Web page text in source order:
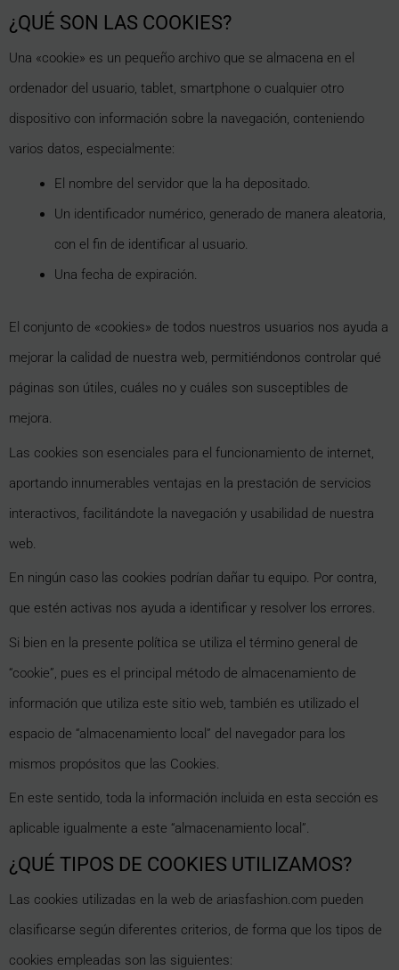
¿QUÉ SON LAS COOKIES?
Una «cookie» es un pequeño archivo que se almacena en el
ordenador del usuario, tablet, smartphone o cualquier otro
dispositivo con información sobre la navegación, conteniendo
varios datos, especialmente:
El nombre del servidor que la ha depositado.
Un identificador numérico, generado de manera aleatoria,
con el fin de identificar al usuario.
Una fecha de expiración.
El conjunto de «cookies» de todos nuestros usuarios nos ayuda a
mejorar la calidad de nuestra web, permitiéndonos controlar qué
páginas son útiles, cuáles no y cuáles son susceptibles de
mejora.
Las cookies son esenciales para el funcionamiento de internet,
aportando innumerables ventajas en la prestación de servicios
interactivos, facilitándote la navegación y usabilidad de nuestra
web.
En ningún caso las cookies podrían dañar tu equipo. Por contra,
que estén activas nos ayuda a identificar y resolver los errores.
Si bien en la presente política se utiliza el término general de
“cookie”, pues es el principal método de almacenamiento de
información que utiliza este sitio web, también es utilizado el
espacio de “almacenamiento local” del navegador para los
mismos propósitos que las Cookies.
En este sentido, toda la información incluida en esta sección es
aplicable igualmente a este “almacenamiento local”.
¿QUÉ TIPOS DE COOKIES UTILIZAMOS?
Las cookies utilizadas en la web de ariasfashion.com pueden
clasificarse según diferentes criterios, de forma que los tipos de
cookies empleadas son las siguientes: